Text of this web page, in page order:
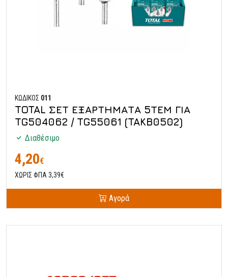
ΚΩΔΙΚΟΣ 011
TOTAL ΣΕΤ ΕΞΑΡΤΗΜΑΤΑ 5ΤΕΜ ΓΙΑ
TG504062 / TG55061 (TAKB0502)
Διαθέσιμο
4,20€
ΧΩΡΙΣ ΦΠΑ 3,39€
Αγορά